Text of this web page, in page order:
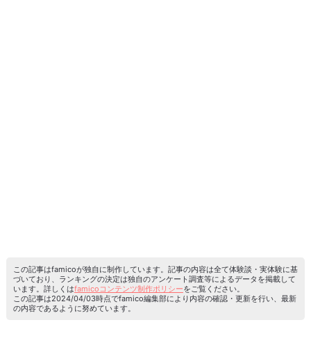
この記事はfamicoが独自に制作しています。記事の内容は全て体験談・実体験に基
づいており、ランキングの決定は独自のアンケート調査等によるデータを掲載して
います。詳しくはfamicoコンテンツ制作ポリシーをご覧ください。
この記事は2024/04/03時点でfamico編集部により内容の確認・更新を行い、最新
の内容であるように努めています。